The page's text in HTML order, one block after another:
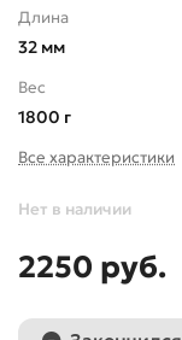
Длина
32 мм
Вес
1800 г
Все характеристики
Нет в наличии
2250 руб.